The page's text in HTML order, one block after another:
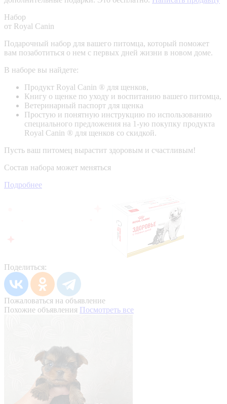
Набор
от Royal Canin
Подарочный набор для вашего питомца, который поможет
вам позаботиться о нем с первых дней жизни в новом доме.
В наборе вы найдете:
Продукт Royal Canin ® для щенков,
Книгу о щенке по уходу и воспитанию вашего питомца,
Ветеринарный паспорт для щенка
Простую и понятную инструкцию по использованию
специального предложения на 1-ую покупку продукта
Royal Canin ® для щенков со скидкой.
Пусть ваш питомец вырастит здоровым и счастливым!
Состав набора может меняться
Подробнее
Поделиться:
Пожаловаться на объявление
Похожие объявления Посмотреть все